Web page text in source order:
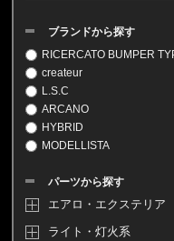
ブランドから探す
RICERCATO BUMPER
createur
L.S.C
ARCANO
HYBRID
MODELLISTA
パーツから探す
エアロ・エクステリア
ライト・灯火系